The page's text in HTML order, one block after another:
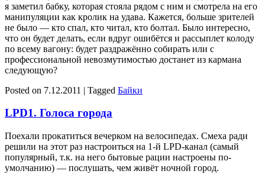
я заметил бабку, которая стояла рядом с ним и смотрела на его
манипуляции как кролик на удава. Кажется, больше зрителей
не было — кто спал, кто читал, кто болтал. Было интересно,
что он будет делать, если вдруг ошибётся и рассыплет колоду
по всему вагону: будет раздражённо собирать или с
профессиональной невозмутимостью достанет из кармана
следующую?
Posted on 7.12.2011 | Tagged Байки
LPD1. Голоса города
Поехали прокатиться вечерком на велосипедах. Смеха ради
решили на этот раз настроиться на 1-й LPD-канал (самый
популярный, т.к. на него бытовые рации настроены по-
умолчанию) — послушать, чем живёт ночной город.